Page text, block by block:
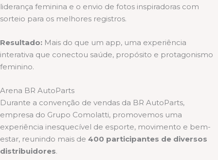
liderança feminina e o envio de fotos inspiradoras com
sorteio para os melhores registros.
Resultado: Mais do que um app, uma experiência
interativa que conectou saúde, propósito e protagonismo
feminino.
Arena BR AutoParts
Durante a convenção de vendas da BR AutoParts,
empresa do Grupo Comolatti, promovemos uma
experiência inesquecível de esporte, movimento e bem-
estar, reunindo mais de 400 participantes de diversos
distribuidores.